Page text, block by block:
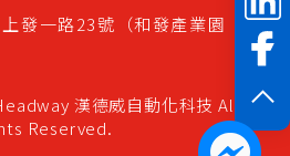
上發一路23號（和發產業園
漢德威自動化科技 All
Reserved.